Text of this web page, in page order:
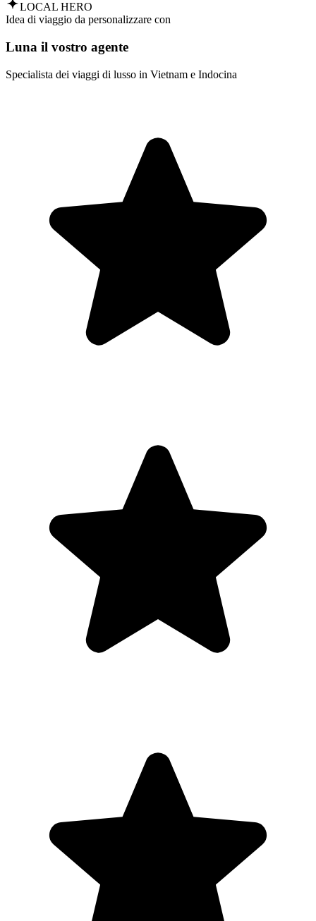
LOCAL HERO
Idea di viaggio da personalizzare con
Luna il vostro agente
Specialista dei viaggi di lusso in Vietnam e Indocina